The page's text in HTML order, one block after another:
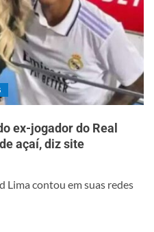
ex-jogador do Real
açaí, diz site
contou em suas redes